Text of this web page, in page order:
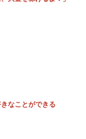
なことができる